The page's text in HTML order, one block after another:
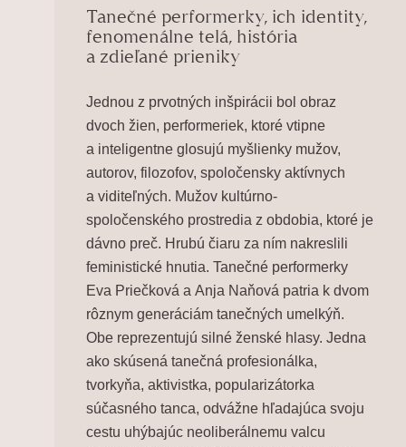
Tanečné performerky, ich identity,
fenomenálne telá, história
a zdieľané prieniky
Jednou z prvotných inšpirácii bol obraz
dvoch žien, performeriek, ktoré vtipne
a inteligentne glosujú myšlienky mužov,
autorov, filozofov, spoločensky aktívnych
a viditeľných. Mužov kultúrno-
spoločenského prostredia z obdobia, ktoré je
dávno preč. Hrubú čiaru za ním nakreslili
feministické hnutia. Tanečné performerky
Eva Priečková a Anja Naňová patria k dvom
rôznym generáciám tanečných umelkýň.
Obe reprezentujú silné ženské hlasy. Jedna
ako skúsená tanečná profesionálka,
tvorkyňa, aktivistka, popularizátorka
súčasného tanca, odvážne hľadajúca svoju
cestu uhýbajúc neoliberálnemu valcu